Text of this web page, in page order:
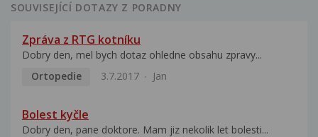
SOUVISEJÍCÍ DOTAZY Z PORADNY
Zpráva z RTG kotníku
Dobry den, mel bych dotaz ohledne obsahu zpravy...
Ortopedie
3.7.2017 Jan
Bolest kyčle
Dobry den, pane doktore. Mam jiz nekolik let bolesti...